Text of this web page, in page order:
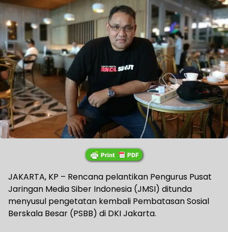
JAKARTA, KP – Rencana pelantikan Pengurus Pusat
Jaringan Media Siber Indonesia (JMSI) ditunda
menyusul pengetatan kembali Pembatasan Sosial
Berskala Besar (PSBB) di DKI Jakarta.